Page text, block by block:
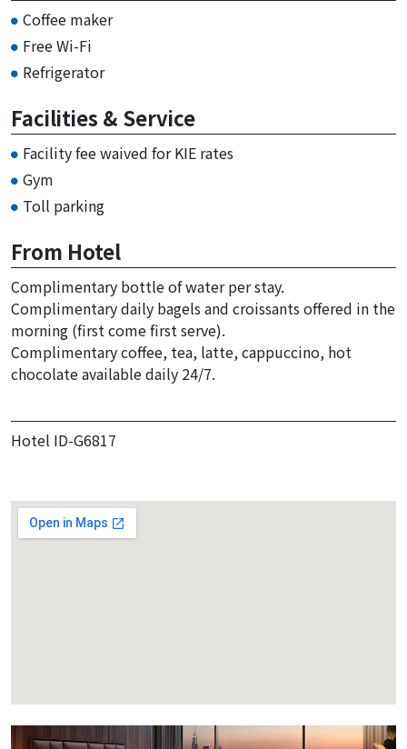
Coffee maker
Free Wi-Fi
Refrigerator
Facilities & Service
Facility fee waived for KIE rates
Gym
Toll parking
From Hotel
Complimentary bottle of water per stay.
Complimentary daily bagels and croissants offered in the
morning (first come first serve).
Complimentary coffee, tea, latte, cappuccino, hot
chocolate available daily 24/7.
Hotel ID-G6817